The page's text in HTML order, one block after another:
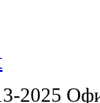
2025